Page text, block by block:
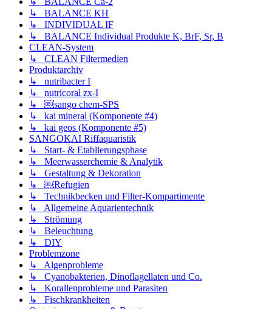
↳ BALANCE KH
↳ INDIVIDUAL IF
↳ BALANCE Individual Produkte K, BrF, Sr, B
CLEAN-System
↳ CLEAN Filtermedien
Produktarchiv
↳ nutribacter I
↳ nutricoral zx-I
↳ ￼sango chem-SPS
↳ kai mineral (Komponente #4)
↳ kai geos (Komponente #5)
SANGOKAI Riffaquaristik
↳ Start- & Etablierungsphase
↳ Meerwasserchemie & Analytik
↳ Gestaltung & Dekoration
↳ ￼Refugien
↳ Technikbecken und Filter-Kompartimente
↳ Allgemeine Aquarientechnik
↳ Strömung
↳ Beleuchtung
↳ DIY
Problemzone
↳ Algenprobleme
↳ Cyanobakterien, Dinoflagellaten und Co.
↳ Korallenprobleme und Parasiten
↳ Fischkrankheiten